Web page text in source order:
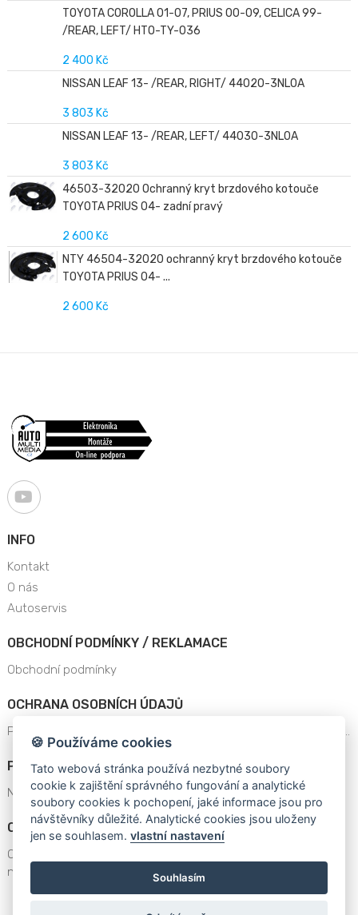
TOYOTA COROLLA 01-07, PRIUS 00-09, CELICA 99-
/REAR, LEFT/ HTO-TY-036
2 400 Kč
NISSAN LEAF 13- /REAR, RIGHT/ 44020-3NL0A
3 803 Kč
NISSAN LEAF 13- /REAR, LEFT/ 44030-3NL0A
3 803 Kč
46503-32020 Ochranný kryt brzdového kotouče
TOYOTA PRIUS 04- zadní pravý
2 600 Kč
NTY 46504-32020 ochranný kryt brzdového kotouče
TOYOTA PRIUS 04- ...
2 600 Kč
INFO
Kontakt
O nás
Autoservis
OBCHODNÍ PODMÍNKY / REKLAMACE
Obchodní podmínky
OCHRANA OSOBNÍCH ÚDAJŮ
Prohlášení o ochraně osobních údajů a dat platné od 25.5.201..
POPTÁVKA NACENĚNÍ
Nenašli jste zboží v nabídce eshopu?
OBECNÁ BEZPEČNOSTNÍ UPOZORNĚNÍ
OBECNÁ BEZPEČNOSTNÍ UPOZORNĚNÍ v souladu s požadavky
nařízen..
🍪 Používáme cookies
Tato webová stránka používá nezbytné soubory
cookie k zajištění správného fungování a analytické
soubory cookies k pochopení, jaké informace jsou pro
návštěvníky důležité. Analytické cookies jsou uloženy
jen se souhlasem.vlastní nastavení
Souhlasím